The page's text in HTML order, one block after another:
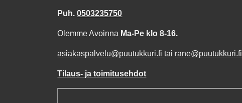
Puh.0503235750
Olemme Avoinna Ma-Pe klo 8-16.
asiakaspalvelu@puutukkuri.fitai rane@puutukkuri.fi
Tilaus- ja toimitusehdot